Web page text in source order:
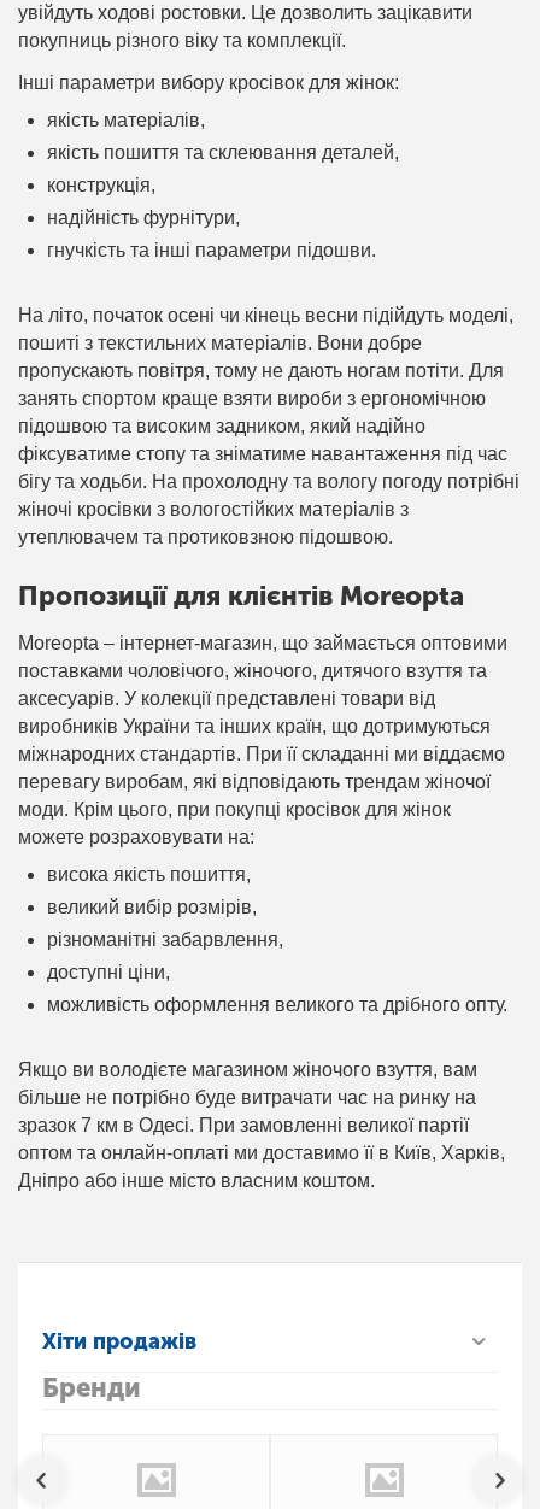
увійдуть ходові ростовки. Це дозволить зацікавити
покупниць різного віку та комплекції.
Інші параметри вибору кросівок для жінок:
якість матеріалів,
якість пошиття та склеювання деталей,
конструкція,
надійність фурнітури,
гнучкість та інші параметри підошви.
На літо, початок осені чи кінець весни підійдуть моделі,
пошиті з текстильних матеріалів. Вони добре
пропускають повітря, тому не дають ногам потіти. Для
занять спортом краще взяти вироби з ергономічною
підошвою та високим задником, який надійно
фіксуватиме стопу та зніматиме навантаження під час
бігу та ходьби. На прохолодну та вологу погоду потрібні
жіночі кросівки з вологостійких матеріалів з
утеплювачем та протиковзною підошвою.
Пропозиції для клієнтів Moreopta
Moreopta – інтернет-магазин, що займається оптовими
поставками чоловічого, жіночого, дитячого взуття та
аксесуарів. У колекції представлені товари від
виробників України та інших країн, що дотримуються
міжнародних стандартів. При її складанні ми віддаємо
перевагу виробам, які відповідають трендам жіночої
моди. Крім цього, при покупці кросівок для жінок
можете розраховувати на:
висока якість пошиття,
великий вибір розмірів,
різноманітні забарвлення,
доступні ціни,
можливість оформлення великого та дрібного опту.
Якщо ви володієте магазином жіночого взуття, вам
більше не потрібно буде витрачати час на ринку на
зразок 7 км в Одесі. При замовленні великої партії
оптом та онлайн-оплаті ми доставимо її в Київ, Харків,
Дніпро або інше місто власним коштом.
Хіти продажів
Бренди